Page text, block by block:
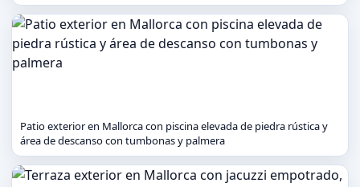
Patio exterior en Mallorca con piscina elevada de piedra rústica y
área de descanso con tumbonas y palmera